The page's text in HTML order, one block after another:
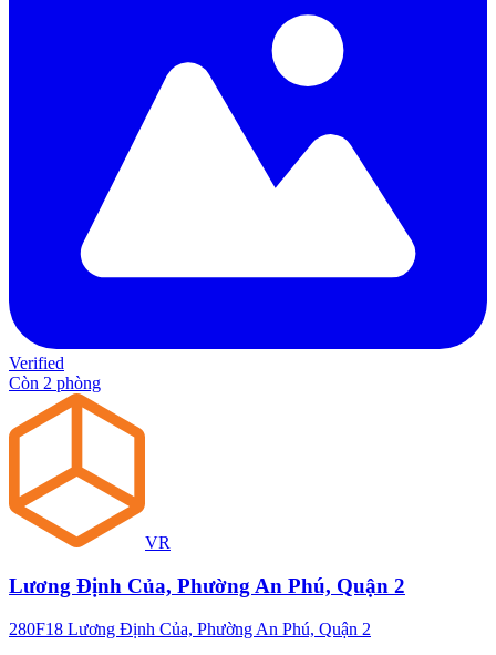
Verified
Còn 2 phòng
VR
Lương Định Của, Phường An Phú, Quận 2
280F18 Lương Định Của, Phường An Phú, Quận 2